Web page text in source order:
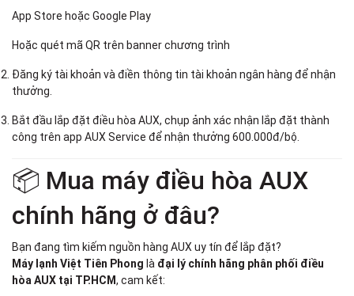
App Store hoặc Google Play
Hoặc quét mã QR trên banner chương trình
Đăng ký tài khoản và điền thông tin tài khoản ngân hàng để nhận
thưởng.
Bắt đầu lắp đặt điều hòa AUX, chụp ảnh xác nhận lắp đặt thành
công trên app AUX Service để nhận thưởng 600.000đ/bộ.
📦 Mua máy điều hòa AUX
chính hãng ở đâu?
Bạn đang tìm kiếm nguồn hàng AUX uy tín để lắp đặt?
Máy lạnh Việt Tiên Phong là đại lý chính hãng phân phối điều
hòa AUX tại TP.HCM, cam kết: